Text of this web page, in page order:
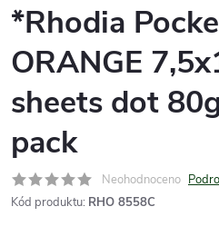
*Rhodia
ORANGE
sheets dot
pack
Neohodnoceno
Kód produktu: RHO 8558C